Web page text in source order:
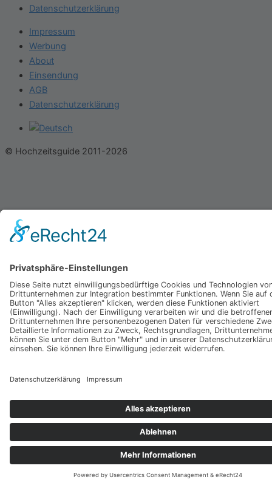
Datenschutzerklärung
Impressum
Werbung
About
Einsendung
AGB
Datenschutzerklärung
© Hochzeitsguide 2011-2026